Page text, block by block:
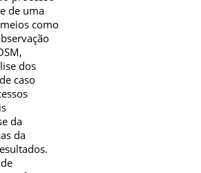
de uma
como
dos
caso
da
da